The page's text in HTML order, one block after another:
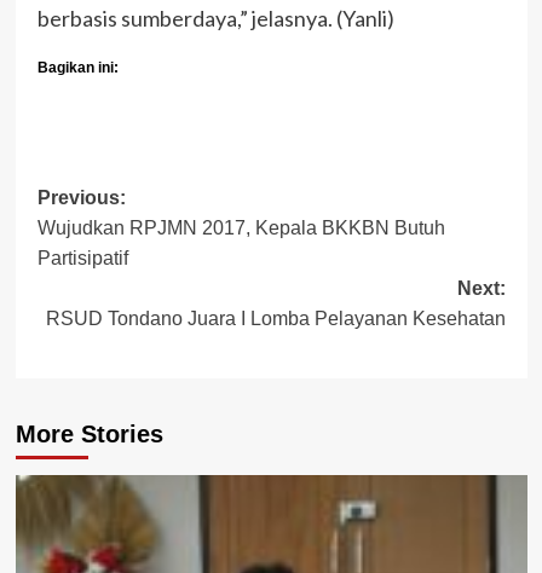
berbasis sumberdaya,” jelasnya. (Yanli)
Bagikan ini:
Post
navigation
Previous:
Wujudkan RPJMN 2017, Kepala BKKBN Butuh
Partisipatif
Next:
RSUD Tondano Juara I Lomba Pelayanan Kesehatan
More Stories